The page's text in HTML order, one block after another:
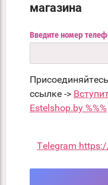
магазина
Введите номер
ссылке ->
Estelshop.by %%%
Telegram